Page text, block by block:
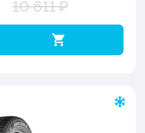
10 611 ₽